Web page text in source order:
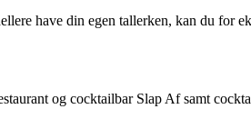
have din egen tallerken, kan du for
og cocktailbar Slap Af samt